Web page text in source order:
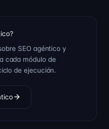
SEO agéntico y
cada módulo de
de ejecución.